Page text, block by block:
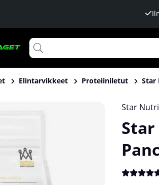
Elintarvikkeet Proteiiniletut Star
Mix, BIG SIZE - 1 kg Star